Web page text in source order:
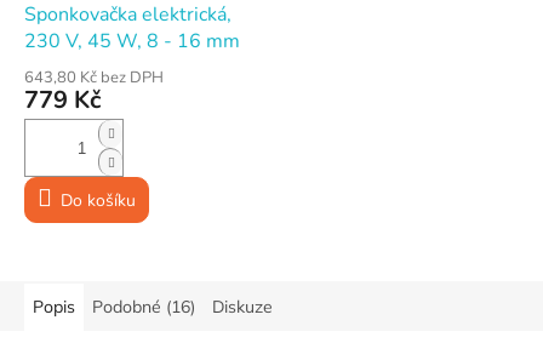
Sponkovačka elektrická,
230 V, 45 W, 8 - 16 mm
643,80 Kč bez DPH
779 Kč
Do košíku
Popis Podobné (16) Diskuze